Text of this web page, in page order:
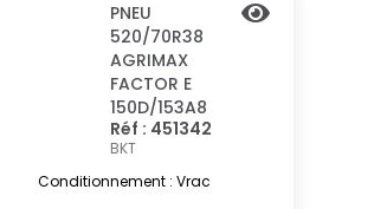
PNEU
520/70R38
AGRIMAX
FACTOR E
150D/153A8
Réf : 451342
BKT
Conditionnement : Vrac